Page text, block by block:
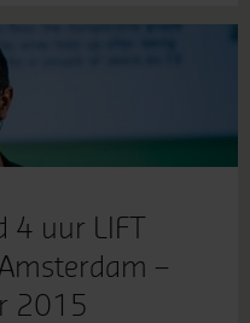
4 uur LIFT
–
2015